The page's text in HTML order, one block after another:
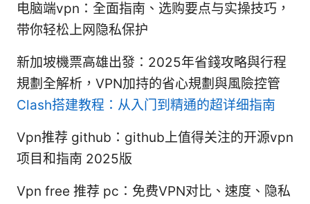
电脑端vpn：全面指南、选购要点与实操技巧，
带你轻松上网隐私保护
新加坡機票高雄出發：2025年省錢攻略與行程
規劃全解析，VPN加持的省心規劃與風險控管
Clash搭建教程：从入门到精通的超详细指南
Vpn推荐 github：github上值得关注的开源vpn
项目和指南 2025版
Vpn free 推荐 pc：免费VPN对比、速度、隐私